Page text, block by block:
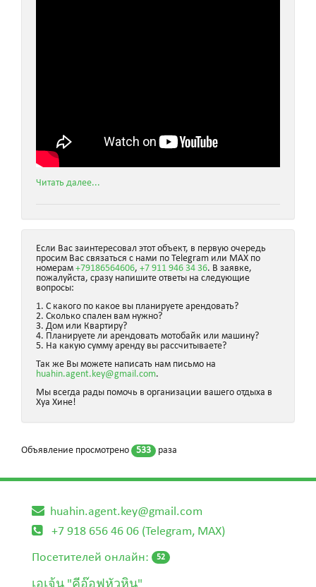
Читать далее...
Если Вас заинтересовал этот объект, в первую очередь
просим Вас связаться с нами по Telegram или MAX по
номерам +79186564606, +7 911 946 34 36. В заявке,
пожалуйста, сразу напишите ответы на следующие
вопросы:
1. С какого по какое вы планируете арендовать?
2. Сколько спален вам нужно?
3. Дом или Квартиру?
4. Планируете ли арендовать мотобайк или машину?
5. На какую сумму аренду вы рассчитываете?
Так же Вы можете написать нам письмо на
huahin.agent.key@gmail.com.
Мы всегда рады помочь в организации вашего отдыха в
Хуа Хине!
Объявление просмотрено 533 раза
huahin.agent.key@gmail.com
+7 918 656 46 06 (Telegram, MAX)
Посетителей онлайн:
52